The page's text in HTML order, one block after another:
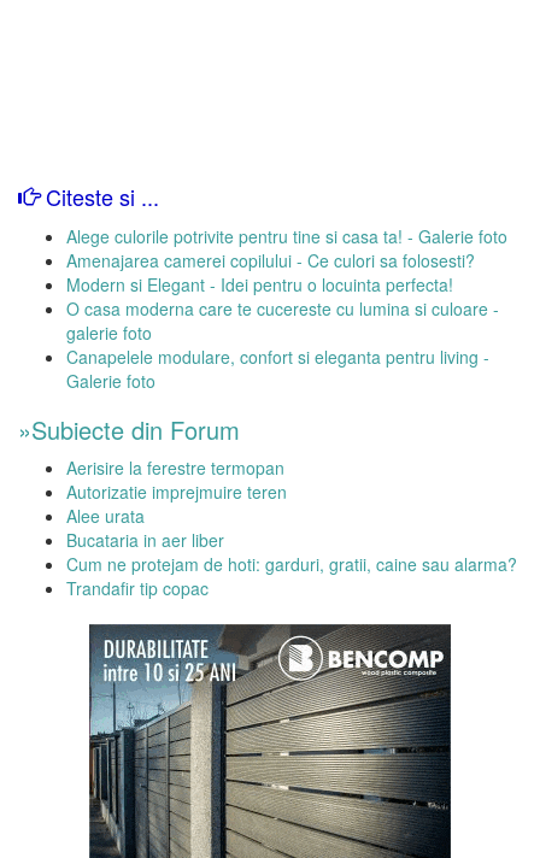
Citeste si ...
Alege culorile potrivite pentru tine si casa ta! - Galerie foto
Amenajarea camerei copilului - Ce culori sa folosesti?
Modern si Elegant - Idei pentru o locuinta perfecta!
O casa moderna care te cucereste cu lumina si culoare -
galerie foto
Canapelele modulare, confort si eleganta pentru living -
Galerie foto
»Subiecte din Forum
Aerisire la ferestre termopan
Autorizatie imprejmuire teren
Alee urata
Bucataria in aer liber
Cum ne protejam de hoti: garduri, gratii, caine sau alarma?
Trandafir tip copac